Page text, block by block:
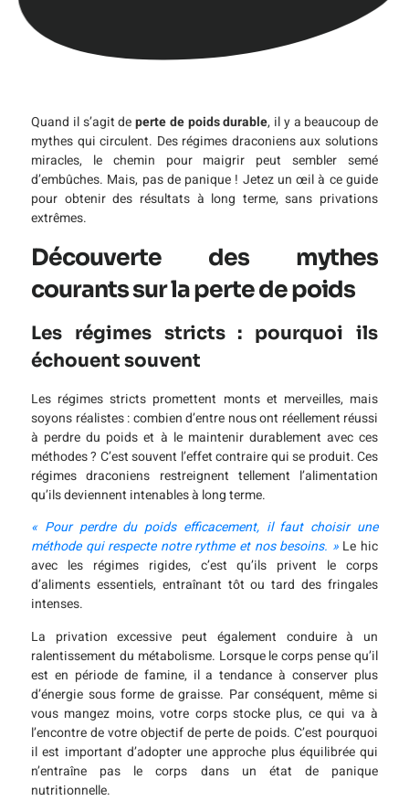
Quand il s’agit deperte de poids durable, il y a beaucoup de
mythes qui circulent. Des régimes draconiens aux solutions
miracles, le chemin pour maigrir peut sembler semé
d’embûches. Mais, pas de panique ! Jetez un œil à ce guide
pour obtenir des résultats à long terme, sans privations
extrêmes.
Découverte des mythes
courants sur la perte de poids
Les régimes stricts : pourquoi ils
échouent souvent
Les régimes stricts promettent monts et merveilles, mais
soyons réalistes : combien d’entre nous ont réellement réussi
à perdre du poids et à le maintenir durablement avec ces
méthodes ? C’est souvent l’effet contraire qui se produit. Ces
régimes draconiens restreignent tellement l’alimentation
qu’ils deviennent intenables à long terme.
« Pour perdre du poids efficacement, il faut choisir une
méthode qui respecte notre rythme et nos besoins. »Le hic
avec les régimes rigides, c’est qu’ils privent le corps
d’aliments essentiels, entraînant tôt ou tard des fringales
intenses.
La privation excessive peut également conduire à un
ralentissement du métabolisme. Lorsque le corps pense qu’il
est en période de famine, il a tendance à conserver plus
d’énergie sous forme de graisse. Par conséquent, même si
vous mangez moins, votre corps stocke plus, ce qui va à
l’encontre de votre objectif de perte de poids. C’est pourquoi
il est important d’adopter une approche plus équilibrée qui
n’entraîne pas le corps dans un état de panique
nutritionnelle.